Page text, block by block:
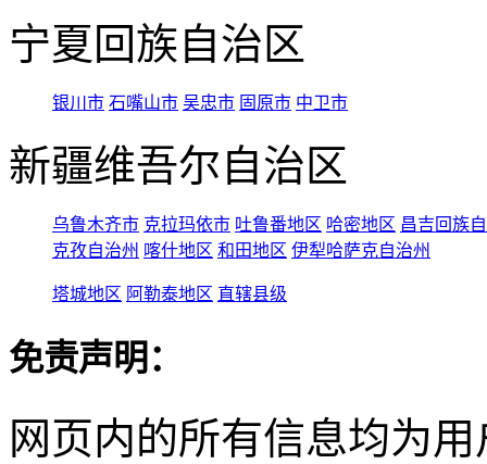
宁夏回族自治区
银川市 石嘴山市 吴忠市 固原市 中卫市
新疆维吾尔自治区
乌鲁木齐市 克拉玛依市 吐鲁番地区 哈密地区 昌吉回族
克孜自治州 喀什地区 和田地区 伊犁哈萨克自治州
塔城地区 阿勒泰地区 直辖县级
免责声明：
网页内的所有信息均为